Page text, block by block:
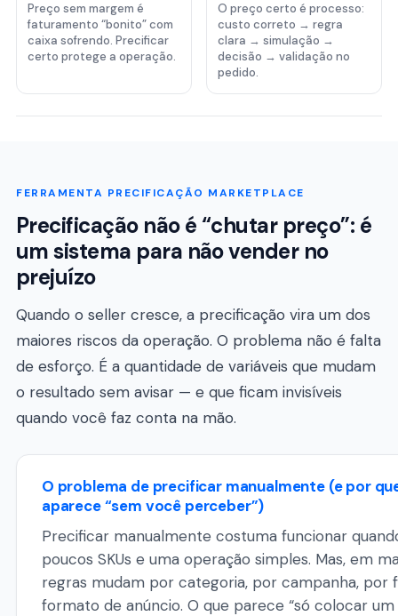
Preço sem margem é
faturamento “bonito” com
caixa sofrendo. Precificar
certo protege a operação.
O preço certo é processo:
custo correto → regra
clara → simulação →
decisão → validação no
pedido.
FERRAMENTA PRECIFICAÇÃO MARKETPLACE
Precificação não é “chutar preço”: é
um sistema para não vender no
prejuízo
Quando o seller cresce, a precificação vira um dos
maiores riscos da operação. O problema não é falta
de esforço. É a quantidade de variáveis que mudam
o resultado sem avisar — e que ficam invisíveis
quando você faz conta na mão.
O problema de precificar manualmente (e por
aparece “sem você perceber”)
Precificar manualmente costuma funcionar
poucos SKUs e uma operação simples. Mas, em
regras mudam por categoria, por campanha, por
formato de anúncio. O que parece “só colocar um